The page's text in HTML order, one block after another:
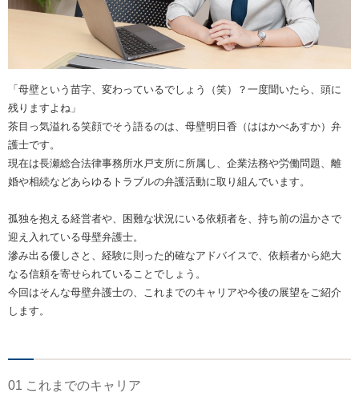
「母壁という苗字、変わっているでしょう（笑）？一度聞いたら、頭に
残りますよね」
茶目っ気溢れる笑顔でそう語るのは、母壁明日香（ははかべあすか）弁
護士です。
現在は長瀬総合法律事務所水戸支所に所属し、企業法務や労働問題、離
婚や相続などあらゆるトラブルの弁護活動に取り組んでいます。
孤独を抱える経営者や、困難な状況にいる依頼者を、持ち前の温かさで
迎え入れている母壁弁護士。
滲み出る優しさと、経験に則った的確なアドバイスで、依頼者から絶大
なる信頼を寄せられていることでしょう。
今回はそんな母壁弁護士の、これまでのキャリアや今後の展望をご紹介
します。
01 これまでのキャリア